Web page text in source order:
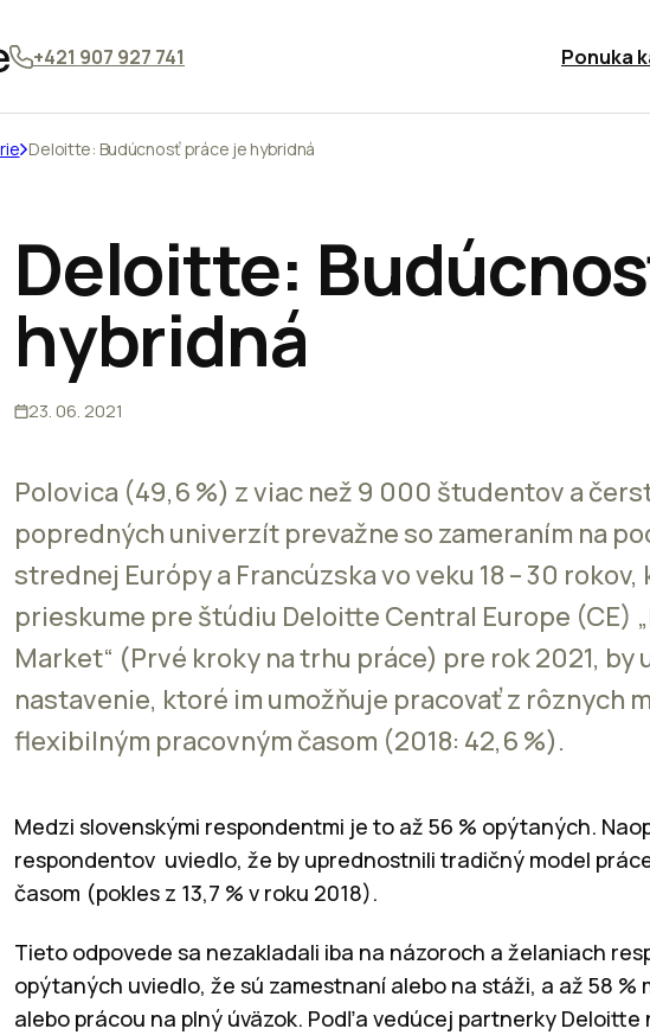
+421 907 927 741 Ponuka
Deloitte: Budúcnosť práce je hybridná
Deloitte:
hybridná
23. 06. 2021
Polovica (49,6 %) z viac než 9 000 študentov a
popredných univerzít prevažne so zameraním na
strednej Európy a Francúzska vo veku 18 – 30
prieskume pre štúdiu Deloitte Central Europe (CE)
Market“ (Prvé kroky na trhu práce) pre rok 2021,
nastavenie, ktoré im umožňuje pracovať z rôznych
flexibilným pracovným časom (2018: 42,6 %).
Medzi slovenskými respondentmi je to až 56 % opýtaných.
respondentov uviedlo, že by uprednostnili tradičný model
časom (pokles z 13,7 % v roku 2018).
Tieto odpovede sa nezakladali iba na názoroch a želaniach
opýtaných uviedlo, že sú zamestnaní alebo na stáži, a až 58 %
alebo prácou na plný úväzok. Podľa vedúcej partnerky Deloitte